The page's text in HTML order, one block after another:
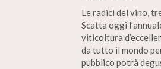
Le radici del vino,
Scatta oggi
viticoltura
da tutto il mondo
pubblico potrà